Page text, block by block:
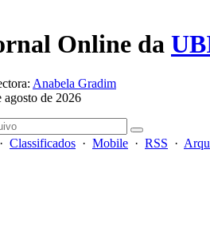
Online da
Anabela Gradim
agosto de 2026
· Classificados · Mobile · RSS ·